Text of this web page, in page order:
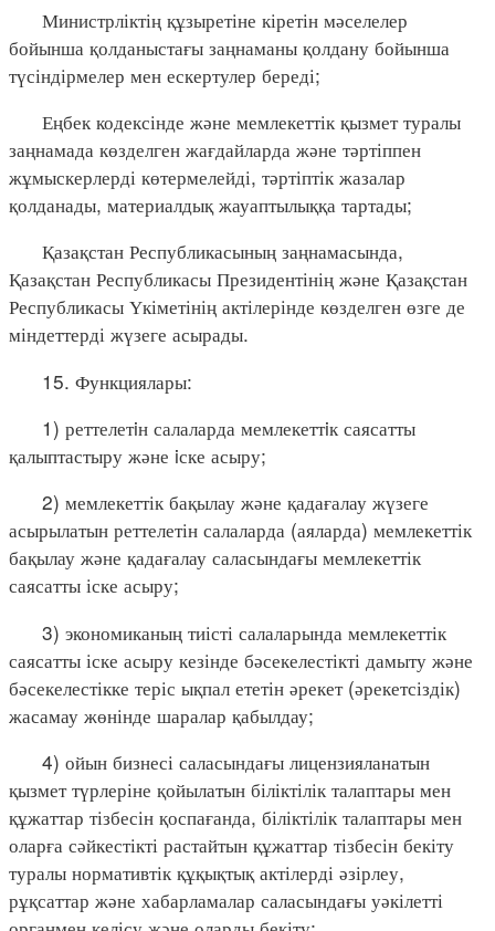
Министрліктің құзыретіне кіретін мәселелер
бойынша қолданыстағы заңнаманы қолдану бойынша
түсіндірмелер мен ескертулер береді;
Еңбек кодексінде және мемлекеттік қызмет туралы
заңнамада көзделген жағдайларда және тәртіппен
жұмыскерлерді көтермелейді, тәртіптік жазалар
қолданады, материалдық жауаптылыққа тартады;
Қазақстан Республикасының заңнамасында,
Қазақстан Республикасы Президентінің және Қазақстан
Республикасы Үкіметінің актілерінде көзделген өзге де
міндеттерді жүзеге асырады.
15. Функциялары:
1) реттелетiн салаларда мемлекеттiк саясатты
қалыптастыру және iске асыру;
2) мемлекеттік бақылау және қадағалау жүзеге
асырылатын реттелетін салаларда (аяларда) мемлекеттік
бақылау және қадағалау саласындағы мемлекеттік
саясатты іске асыру;
3) экономиканың тиісті салаларында мемлекеттік
саясатты іске асыру кезінде бәсекелестікті дамыту және
бәсекелестікке теріс ықпал ететін әрекет (әрекетсіздік)
жасамау жөнінде шаралар қабылдау;
4) ойын бизнесі саласындағы лицензияланатын
қызмет түрлеріне қойылатын біліктілік талаптары мен
құжаттар тізбесін қоспағанда, біліктілік талаптары мен
оларға сәйкестікті растайтын құжаттар тізбесін бекіту
туралы нормативтік құқықтық актілерді әзірлеу,
рұқсаттар және хабарламалар саласындағы уәкілетті